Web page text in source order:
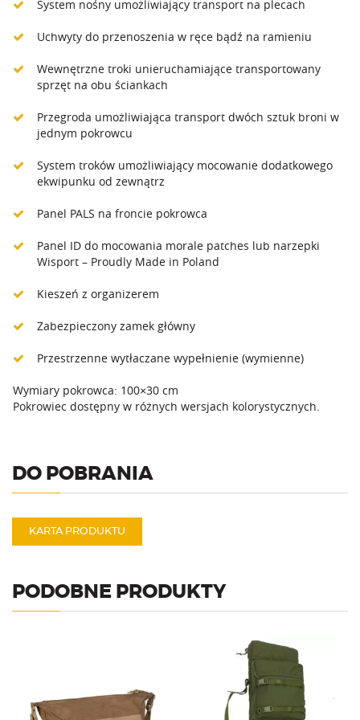
System nośny umożliwiający transport na plecach
Uchwyty do przenoszenia w ręce bądź na ramieniu
Wewnętrzne troki unieruchamiające transportowany
sprzęt na obu ściankach
Przegroda umożliwiająca transport dwóch sztuk broni w
jednym pokrowcu
System troków umożliwiający mocowanie dodatkowego
ekwipunku od zewnątrz
Panel PALS na froncie pokrowca
Panel ID do mocowania morale patches lub narzepki
Wisport – Proudly Made in Poland
Kieszeń z organizerem
Zabezpieczony zamek główny
Przestrzenne wytłaczane wypełnienie (wymienne)
Wymiary pokrowca: 100×30 cm
Pokrowiec dostępny w różnych wersjach kolorystycznych.
DO POBRANIA
KARTA PRODUKTU
PODOBNE PRODUKTY
Pokrowiec na broń o długości